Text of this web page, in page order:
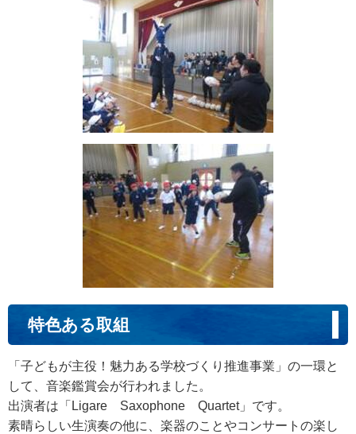
特色ある取組
「子どもが主役！魅力ある学校づくり推進事業」の一環と
して、音楽鑑賞会が行われました。
出演者は「Ligare Saxophone Quartet」です。
素晴らしい生演奏の他に、楽器のことやコンサートの楽し